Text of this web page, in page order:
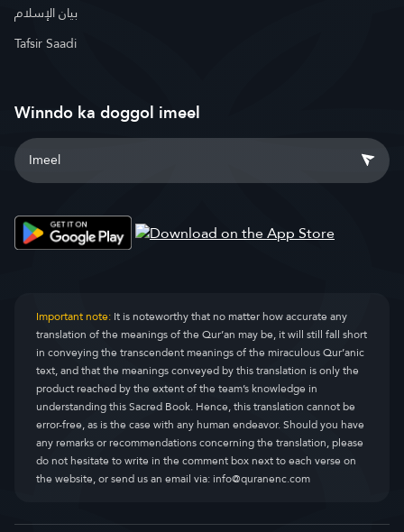
بيان الإسلام
Tafsir Saadi
Winndo ka doggol imeel
Important note:It is noteworthy that no matter how accurate any
translation of the meanings of the Qur’an may be, it will still fall short
in conveying the transcendent meanings of the miraculous Qur’anic
text, and that the meanings conveyed by this translation is only the
product reached by the extent of the team’s knowledge in
understanding this Sacred Book. Hence, this translation cannot be
error-free, as is the case with any human endeavor. Should you have
any remarks or recommendations concerning the translation, please
do not hesitate to write in the comment box next to each verse on
the website, or send us an email via:info@quranenc.com